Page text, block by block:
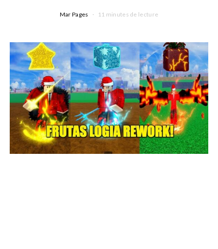
Mar Pages 11 minutes de lecture